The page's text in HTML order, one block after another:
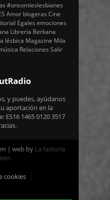
#onsomleslesbianes
Amor blogeras Cine
Egales emociones
Librería Berkana
lésbica Magazine Mila
Relaciones Salir
y puedes, ayúdanos
aportación en la
1465 0120 3517
| web by La factoria
cookies